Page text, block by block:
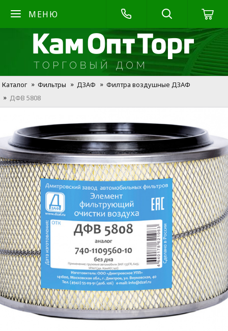
МЕНЮ
Каталог Фильтры ДЗАФ
Филтра воздушные ДЗАФ
ДФВ 5808